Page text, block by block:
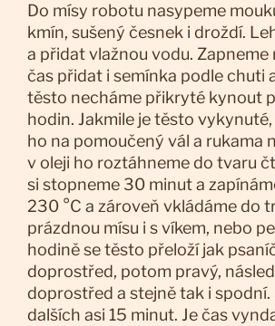
Do mísy robotu nasypeme
kmín, sušený česnek i droždí.
a přidat vlažnou vodu. Zapneme
čas přidat i semínka podle chuti
těsto necháme přikryté kynout
hodin. Jakmile je těsto
ho na pomoučený vál a rukama
v oleji ho roztáhneme do tvaru
si stopneme 30 minut a
230 °C a zároveň vkládáme do
prázdnou mísu i s víkem, nebo
hodině se těsto přeloží jak
doprostřed, potom pravý,
doprostřed a stejně tak i
dalších asi 15 minut. Je čas